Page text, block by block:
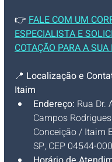
👉 FALE COM UM
ESPECIALISTA E
COTAÇÃO PARA A
📍 Localização e
Itaim
Endereço: Rua Dr.
Campos
Conceição / Itaim
SP, CEP 04544-